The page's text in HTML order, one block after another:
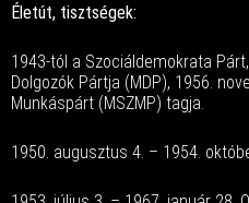
Életút, tisztségek:
1943-tól a Szociáldemokrata
Dolgozók Pártja (MDP), 1956.
Munkáspárt (MSZMP) tagja.
1950. augusztus 4. – 1954.